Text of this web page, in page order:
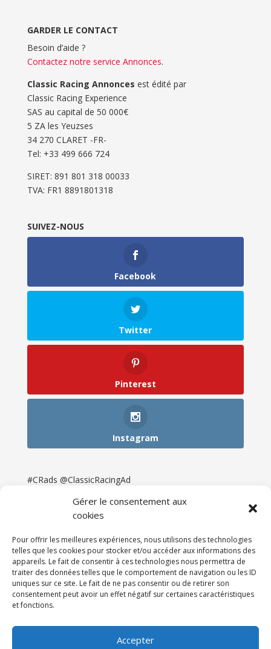
Gérer le consentement aux
cookies
Pour offrir les meilleures expériences, nous utilisons des technologies
telles que les cookies pour stocker et/ou accéder aux informations des
appareils. Le fait de consentir à ces technologies nous permettra de
traiter des données telles que le comportement de navigation ou les ID
uniques sur ce site. Le fait de ne pas consentir ou de retirer son
consentement peut avoir un effet négatif sur certaines caractéristiques
et fonctions.
Accepter
GARDER LE CONTACT
Besoin d’aide ?
Contactez notre service Annonces.
Classic Racing Annonces est édité par
Classic Racing Experience
SAS au capital de 50 000€
5 ZA les Yeuzses
34 270 CLARET -FR-
Tel: ‭+33 499 666 724‬
SIRET: 891 801 318 00033
TVA: FR1 8891801318
SUIVEZ-NOUS
Facebook
Twitter
Pinterest
Instagram
#CRads @ClassicRacingAd
Newsletter & Presse
Partenaires
Tarifs
Espace Client